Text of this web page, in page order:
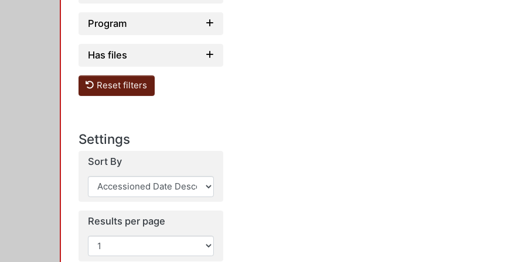
Program
Has files
Reset filters
Settings
Sort By
Results per page